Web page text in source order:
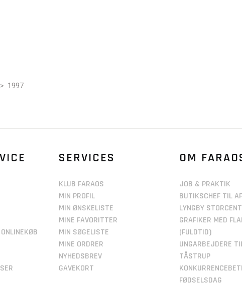
> 1997
SERVICES
KLUB FARAOS
MIN PROFIL
MIN ØNSKELISTE
MINE FAVORITTER
MIN SØGELISTE
MINE ORDRER
NYHEDSBREV
GAVEKORT
OM
JOB & PRAKTIK
BUTIKSCHEF TIL
LYNGBY
GRAFIKER MED
(FULDTID)
UNGARBEJDERE
TÅSTRUP
FØDSELSDAG